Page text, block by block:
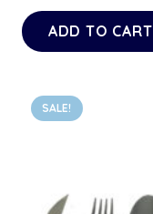
ADD TO CART
SALE!